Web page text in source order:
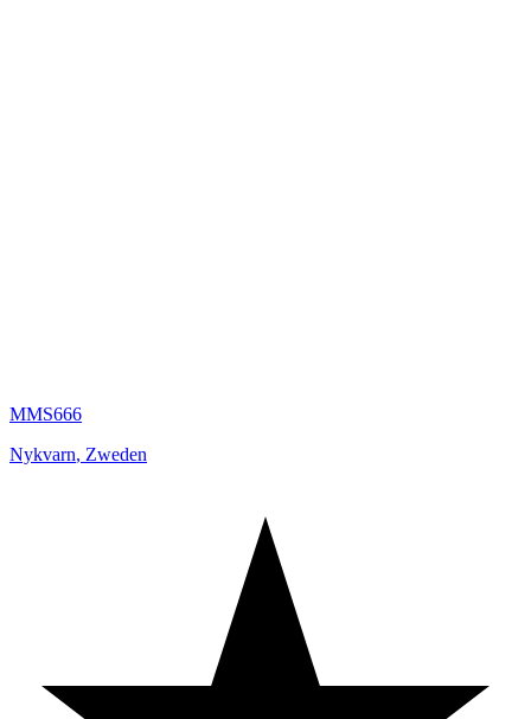
MMS666
Nykvarn, Zweden